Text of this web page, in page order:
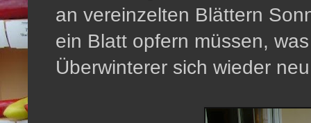
an vereinzelten Blättern
ein Blatt opfern müssen,
Überwinterer sich wieder